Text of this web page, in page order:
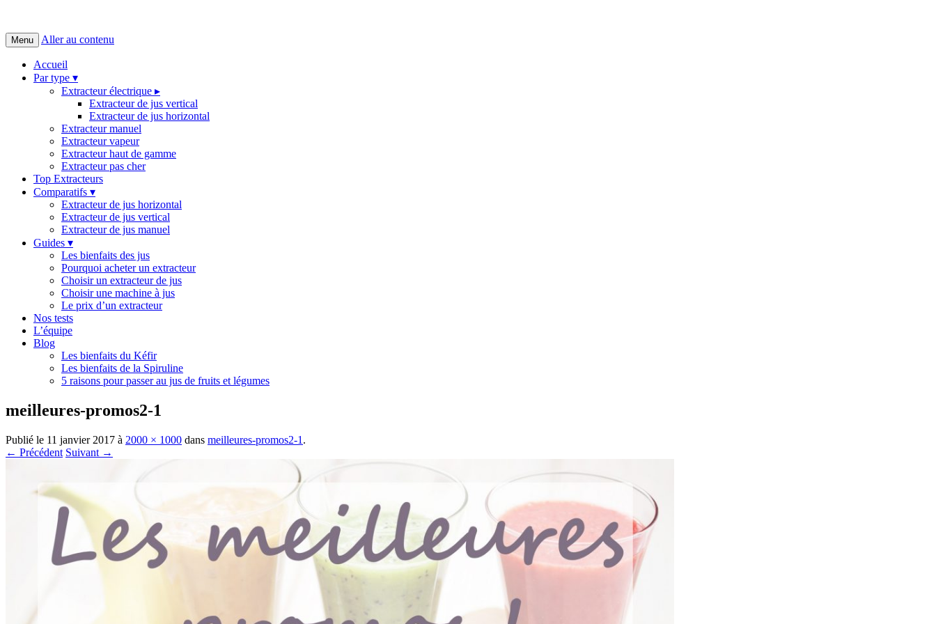
Menu Aller au contenu
Accueil
Par type ▾
Extracteur électrique ▸
Extracteur de jus vertical
Extracteur de jus horizontal
Extracteur manuel
Extracteur vapeur
Extracteur haut de gamme
Extracteur pas cher
Top Extracteurs
Comparatifs ▾
Extracteur de jus horizontal
Extracteur de jus vertical
Extracteur de jus manuel
Guides ▾
Les bienfaits des jus
Pourquoi acheter un extracteur
Choisir un extracteur de jus
Choisir une machine à jus
Le prix d’un extracteur
Nos tests
L’équipe
Blog
Les bienfaits du Kéfir
Les bienfaits de la Spiruline
5 raisons pour passer au jus de fruits et légumes
meilleures-promos2-1
Publié le 11 janvier 2017 à 2000 × 1000 dans meilleures-promos2-1 .
← Précédent Suivant →